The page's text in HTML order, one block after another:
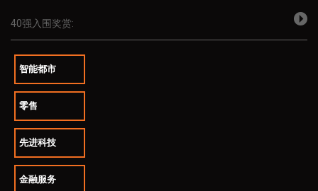
40强入围奖赏:
智能都市
零售
先进科技
金融服务